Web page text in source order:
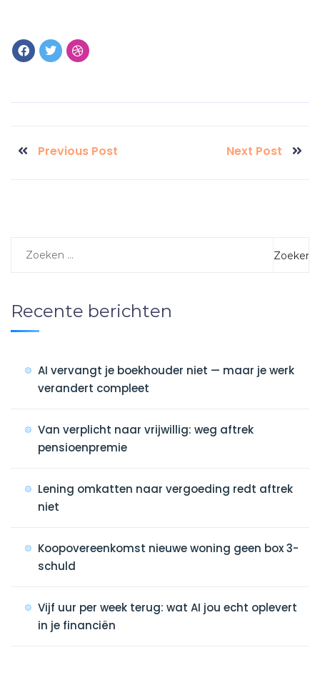
Previous Post Next Post
Recente berichten
AI vervangt je boekhouder niet — maar je werk
verandert compleet
Van verplicht naar vrijwillig: weg aftrek
pensioenpremie
Lening omkatten naar vergoeding redt aftrek
niet
Koopovereenkomst nieuwe woning geen box 3-
schuld
Vijf uur per week terug: wat AI jou echt oplevert
in je financiën